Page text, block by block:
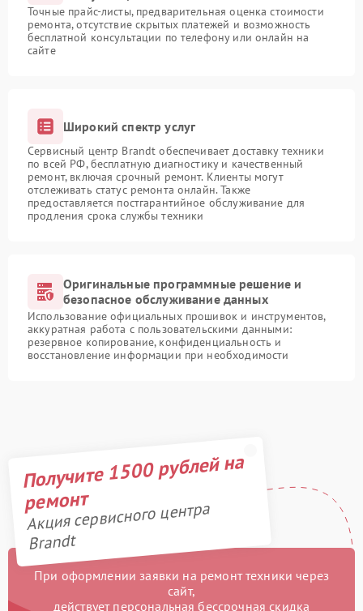
Точные прайс-листы, предварительная оценка стоимости
ремонта, отсутствие скрытых платежей и возможность
бесплатной консультации по телефону или онлайн на
сайте
Широкий спектр услуг
Сервисный центр Brandt обеспечивает доставку техники
по всей РФ, бесплатную диагностику и качественный
ремонт, включая срочный ремонт. Клиенты могут
отслеживать статус ремонта онлайн. Также
предоставляется постгарантийное обслуживание для
продления срока службы техники
Оригинальные программные решение и
безопасное обслуживание данных
Использование официальных прошивок и инструментов,
аккуратная работа с пользовательскими данными:
резервное копирование, конфиденциальность и
восстановление информации при необходимости
Получите 1500 рублей на
ремонт
Акция сервисного центра
Brandt
При оформлении заявки на ремонт техники через
сайт,
действует персональная бессрочная скидка